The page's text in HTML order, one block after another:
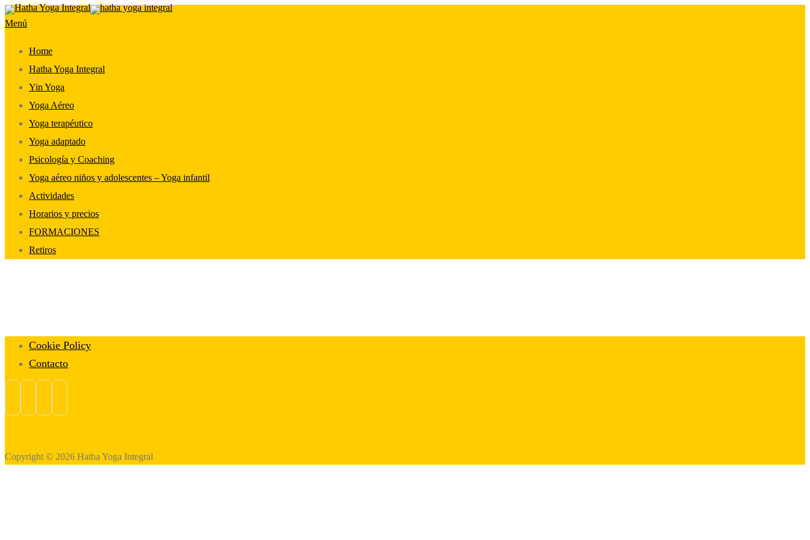
Saltar
al
Menú
Home
Hatha Yoga Integral
Yin Yoga
Yoga Aéreo
Yoga terapéutico
Yoga adaptado
Psicología y Coaching
Yoga aéreo niños y adolescentes – Yoga infantil
Actividades
Horarios y precios
FORMACIONES
Retiros
Cookie Policy
Contacto
Copyright © 2026 Hatha Yoga Integral